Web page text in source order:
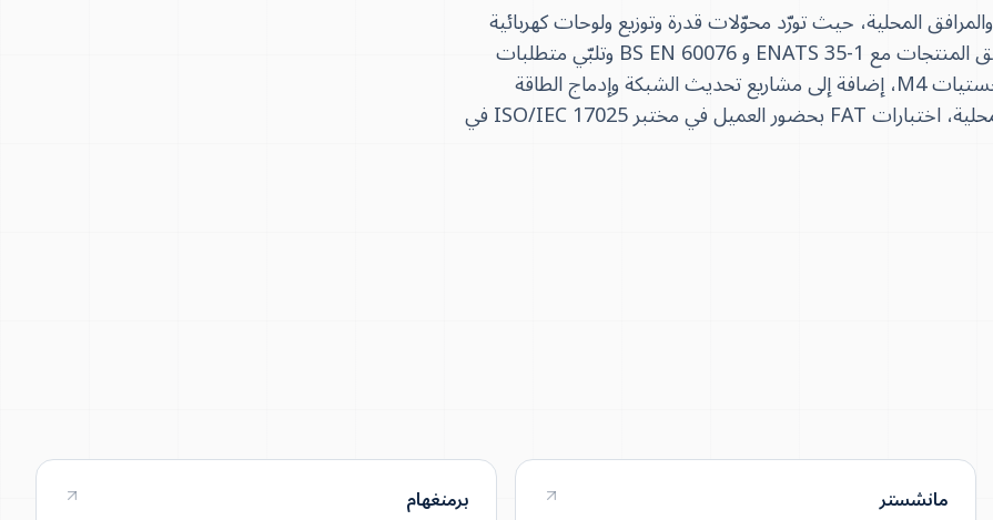
تخدم ETS مدينة سويندون في إنجلترا عبر شبكة شركاء EPC والمرافق المحلية، حيث تورّد محوّلات قدرة وتوزيع ولوحات كهربائية
MV ومحطات فرعية مدمجة من مصنعها في جبل علي. تتوافق المنتجات مع ENATS 35-1 و BS EN 60076 وتلبّي متطلبات
شركات التوزيع المحلية. يتشكّل الطلب من SSEN ومجمع لوجستيات M4، إضافة إلى مشاريع تحديث الشبكة وإدماج الطاقة
المتجددة. تشمل الخدمات: تصميم مهيأ للظروف المناخية المحلية، اختبارات FAT بحضور العميل في مختبر ISO/IEC 17025 في
مانشستر برمنغهام